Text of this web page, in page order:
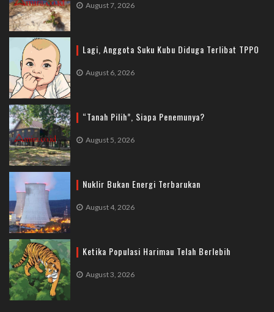
August 7, 2026
Lagi, Anggota Suku Kubu Diduga Terlibat TPPO
August 6, 2026
“Tanah Pilih”, Siapa Penemunya?
August 5, 2026
Nuklir Bukan Energi Terbarukan
August 4, 2026
Ketika Populasi Harimau Telah Berlebih
August 3, 2026